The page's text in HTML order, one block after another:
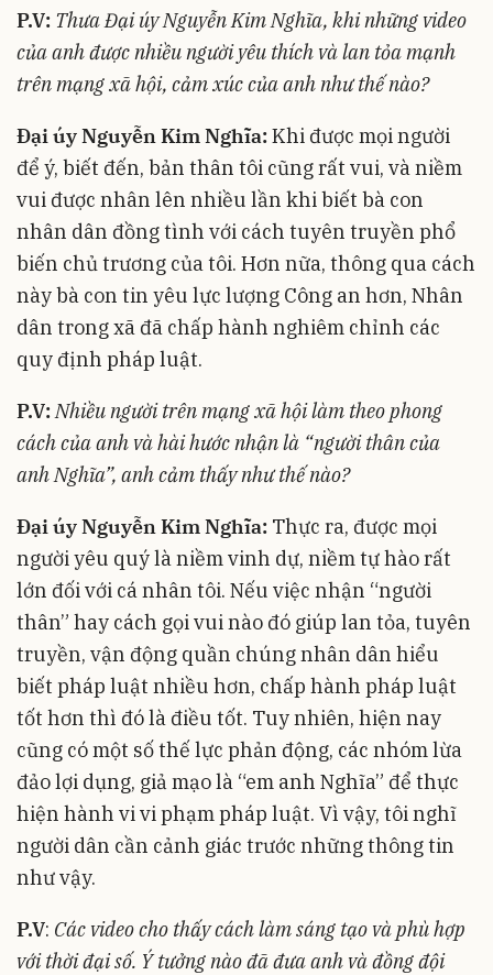
P.V: Thưa Đại úy Nguyễn Kim Nghĩa, khi những video
của anh được nhiều người yêu thích và lan tỏa mạnh
trên mạng xã hội, cảm xúc của anh như thế nào?
Đại úy Nguyễn Kim Nghĩa:Khi được mọi người
để ý, biết đến, bản thân tôi cũng rất vui, và niềm
vui được nhân lên nhiều lần khi biết bà con
nhân dân đồng tình với cách tuyên truyền phổ
biến chủ trương của tôi. Hơn nữa, thông qua cách
này bà con tin yêu lực lượng Công an hơn, Nhân
dân trong xã đã chấp hành nghiêm chỉnh các
quy định pháp luật.
P.V:Nhiều người trên mạng xã hội làm theo phong
cách của anh và hài hước nhận là “người thân của
anh Nghĩa”, anh cảm thấy như thế nào?
Đại úy Nguyễn Kim Nghĩa: Thực ra, được mọi
người yêu quý là niềm vinh dự, niềm tự hào rất
lớn đối với cá nhân tôi. Nếu việc nhận “người
thân” hay cách gọi vui nào đó giúp lan tỏa, tuyên
truyền, vận động quần chúng nhân dân hiểu
biết pháp luật nhiều hơn, chấp hành pháp luật
tốt hơn thì đó là điều tốt. Tuy nhiên, hiện nay
cũng có một số thế lực phản động, các nhóm lừa
đảo lợi dụng, giả mạo là “em anh Nghĩa” để thực
hiện hành vi vi phạm pháp luật. Vì vậy, tôi nghĩ
người dân cần cảnh giác trước những thông tin
như vậy.
P.V: Các video cho thấy cách làm sáng tạo và phù hợp
với thời đại số. Ý tưởng nào đã đưa anh và đồng đội